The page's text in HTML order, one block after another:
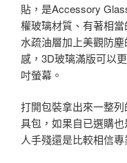
貼，是Accessory
權玻璃材質、有著相
水疏油層加上美觀防
感，3D玻璃滿版可以
吋螢幕。
打開包裝拿出來一整
具包，如果自已選購
人手殘還是比較相信